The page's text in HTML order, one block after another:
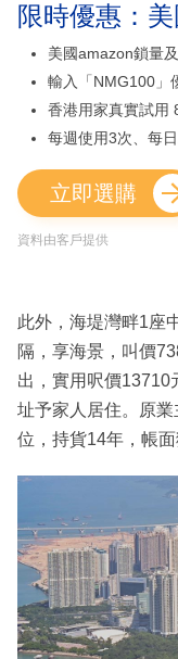
限時優惠：
美國amazon鎖量
輸入「NMG100」
香港用家真實試用
每週使用3次、每
立即選購
資料由客戶提供
此外，海堤灣畔1座
隔，享海景，叫價
出，實用呎價13710
址予家人居住。原
位，持貨14年，帳